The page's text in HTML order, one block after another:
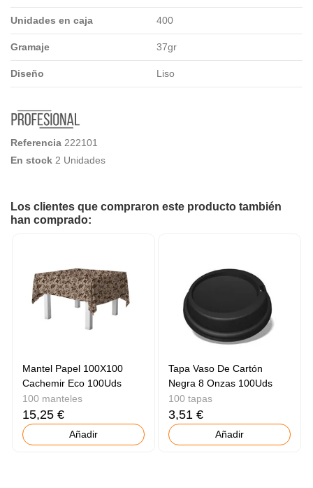
Unidades en caja 400
Gramaje 37gr
Diseño Liso
Referencia 222101
En stock 2 Unidades
Los clientes que compraron este producto también
han comprado:
Mantel Papel 100X100
Cachemir Eco 100Uds
100 manteles
15,25 €
Añadir
Tapa Vaso De Cartón
Negra 8 Onzas 100Uds
100 tapas
3,51 €
Añadir